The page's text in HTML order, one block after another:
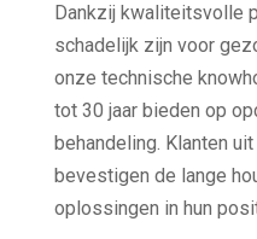
Dankzij kwaliteitsvolle
schadelijk zijn voor
onze technische
tot 30 jaar bieden op
behandeling. Klanten
bevestigen de lange
oplossingen in hun